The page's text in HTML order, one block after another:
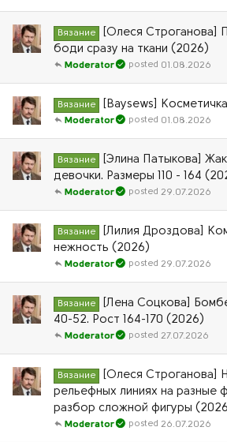
Вязание
[Олеся Строганова]
боди сразу на ткани (2026)
01.08.2026
Moderator
Вязание [Baysews]
01.08.2026
Moderator
Вязание
[Элина Патыкова]
девочки. Размеры 110 - 164
29.07.2026
Moderator
Вязание
[Лилия Дроздова]
нежность (2026)
29.07.2026
Moderator
Вязание
[Лена Соцкова]
40-52. Рост 164-170 (2026)
27.07.2026
Moderator
Вязание
[Олеся Строганова]
рельефных линиях на разные
разбор сложной фигуры
26.07.2026
Moderator